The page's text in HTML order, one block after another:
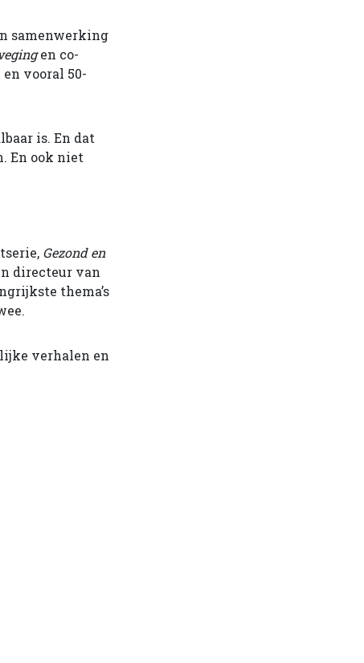
samenwerking
en co-
vooral 50-
is. En dat
En ook niet
Gezond en
directeur van
thema’s
verhalen en